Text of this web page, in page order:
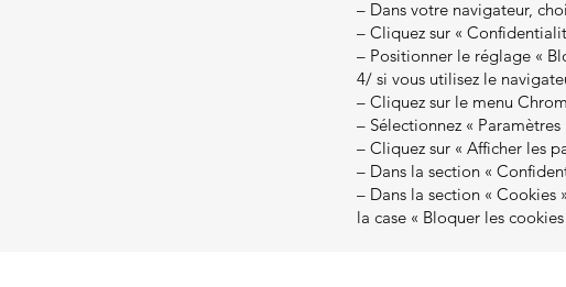
– Dans votre navigateur,
– Cliquez sur «
– Positionner le réglage «
4/ si vous utilisez le
– Cliquez sur le menu
– Sélectionnez « Paramètres
– Cliquez sur « Afficher les
– Dans la section «
– Dans la section « Cookies
la case « Bloquer les